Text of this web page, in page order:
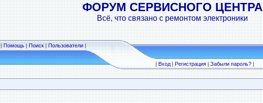
ФОРУМ СЕРВИСНОГО ЦЕНТРА
Всё, что связано с ремонтом электроники
|Помощь|Поиск|Пользователи|
|Вход|Регистрация|Забыли пароль?|